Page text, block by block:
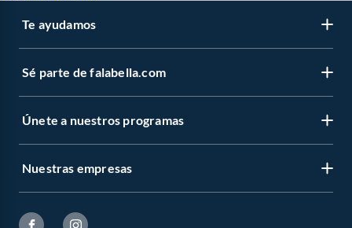
Te ayudamos
Sé parte de falabella.com
Únete a nuestros programas
Nuestras empresas